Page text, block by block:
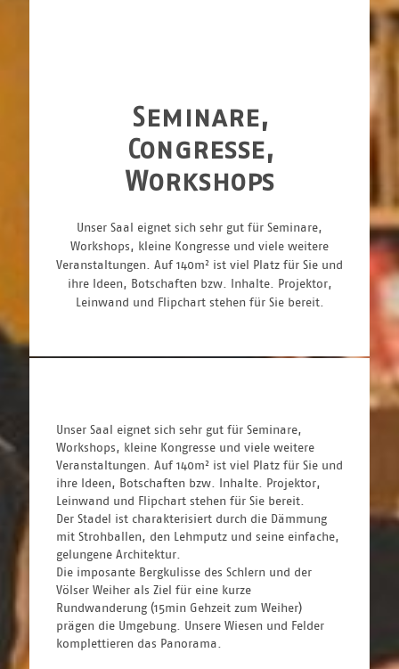
Seminare,
Congresse,
Workshops
Unser Saal eignet sich sehr gut für Seminare,
Workshops, kleine Kongresse und viele weitere
Veranstaltungen. Auf 140m² ist viel Platz für Sie und
ihre Ideen, Botschaften bzw. Inhalte. Projektor,
Leinwand und Flipchart stehen für Sie bereit.
Unser Saal eignet sich sehr gut für Seminare,
Workshops, kleine Kongresse und viele weitere
Veranstaltungen. Auf 140m² ist viel Platz für Sie und
ihre Ideen, Botschaften bzw. Inhalte. Projektor,
Leinwand und Flipchart stehen für Sie bereit.
Der Stadel ist charakterisiert durch die Dämmung
mit Strohballen, den Lehmputz und seine einfache,
gelungene Architektur.
Die imposante Bergkulisse des Schlern und der
Völser Weiher als Ziel für eine kurze
Rundwanderung (15min Gehzeit zum Weiher)
prägen die Umgebung. Unsere Wiesen und Felder
komplettieren das Panorama.